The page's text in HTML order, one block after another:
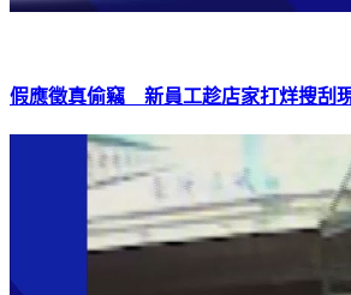
假應徵真偷竊 新員工趁店家打烊搜刮